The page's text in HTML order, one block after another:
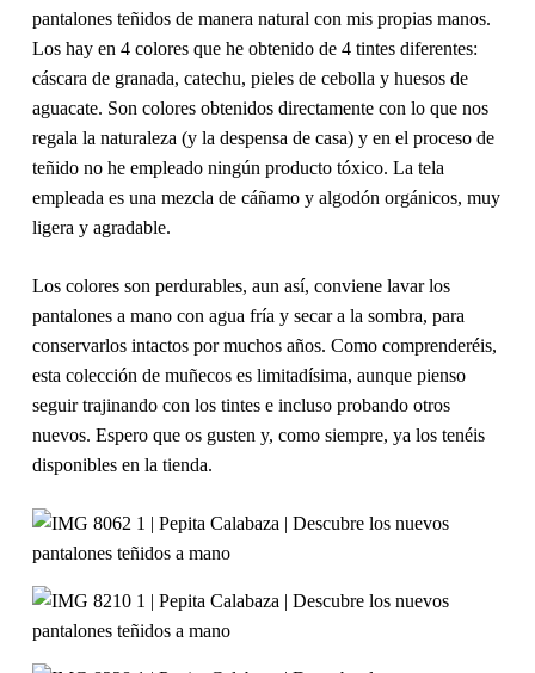
pantalones teñidos de manera natural con mis propias manos.
Los hay en 4 colores que he obtenido de 4 tintes diferentes:
cáscara de granada, catechu, pieles de cebolla y huesos de
aguacate. Son colores obtenidos directamente con lo que nos
regala la naturaleza (y la despensa de casa) y en el proceso de
teñido no he empleado ningún producto tóxico. La tela
empleada es una mezcla de cáñamo y algodón orgánicos, muy
ligera y agradable.
Los colores son perdurables, aun así, conviene lavar los
pantalones a mano con agua fría y secar a la sombra, para
conservarlos intactos por muchos años. Como comprenderéis,
esta colección de muñecos es limitadísima, aunque pienso
seguir trajinando con los tintes e incluso probando otros
nuevos. Espero que os gusten y, como siempre, ya los tenéis
disponibles en la tienda.